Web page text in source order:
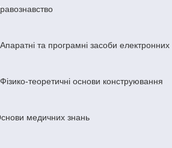
та програмні засоби
теоретичні основи конструювання
медичних знань